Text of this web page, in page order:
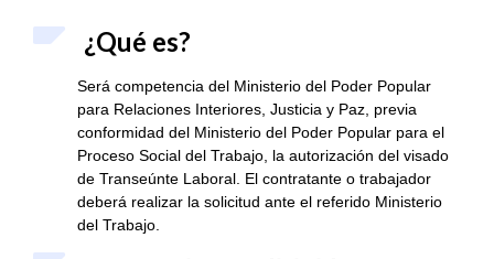
¿Qué es?
Será competencia del Ministerio del Poder Popular
para Relaciones Interiores, Justicia y Paz, previa
conformidad del Ministerio del Poder Popular para el
Proceso Social del Trabajo, la autorización del visado
de Transeúnte Laboral. El contratante o trabajador
deberá realizar la solicitud ante el referido Ministerio
del Trabajo.